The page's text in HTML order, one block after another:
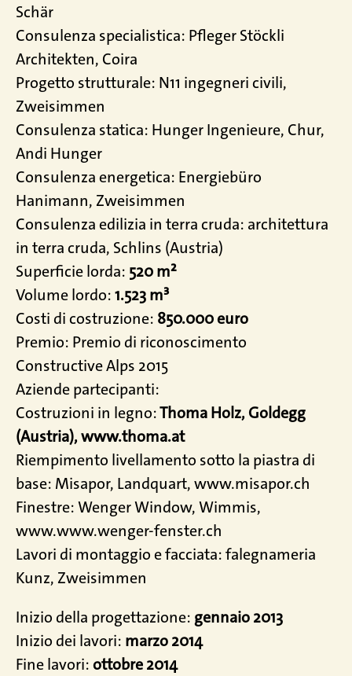
Schär
Consulenza specialistica: Pfleger Stöckli
Architekten, Coira
Progetto strutturale: N11 ingegneri civili,
Zweisimmen
Consulenza statica: Hunger Ingenieure, Chur,
Andi Hunger
Consulenza energetica: Energiebüro
Hanimann, Zweisimmen
Consulenza edilizia in terra cruda: architettura
in terra cruda, Schlins (Austria)
Superficie lorda: 520 m²
Volume lordo:1.523 m³
Costi di costruzione: 850.000 euro
Premio: Premio di riconoscimento
Constructive Alps 2015
Aziende partecipanti:
Costruzioni in legno:Thoma Holz, Goldegg
(Austria), www.thoma.at
Riempimento livellamento sotto la piastra di
base: Misapor, Landquart, www.misapor.ch
Finestre: Wenger Window, Wimmis,
www.www.wenger-fenster.ch
Lavori di montaggio e facciata: falegnameria
Kunz, Zweisimmen
Inizio della progettazione: gennaio 2013
Inizio dei lavori: marzo 2014
Fine lavori:ottobre 2014